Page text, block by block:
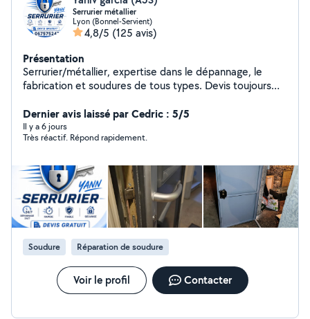
Serrurier métallier
Lyon (Bonnel-Servient)
4,8/5 (125 avis)
Présentation
Serrurier/métallier, expertise dans le dépannage, le
fabrication et soudures de tous types. Devis toujours
Dernier avis laissé par Cedric : 5/5
Il y a 6 jours
Très réactif. Répond rapidement.
Soudure Réparation de soudure
Voir le profil Contacter